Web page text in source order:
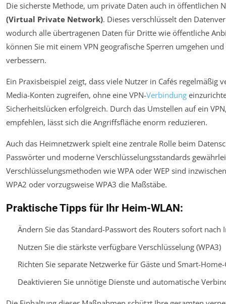
Die sicherste Methode, um private Daten auch in öffentlichen
(Virtual Private Network). Dieses verschlüsselt den
wodurch alle übertragenen Daten für Dritte wie öffentliche
können Sie mit einem VPN geografische Sperren umgehen
verbessern.
Ein Praxisbeispiel zeigt, dass viele Nutzer in Cafés regelmäßig
Media-Konten zugreifen, ohne eine VPN-Verbindung
Sicherheitslücken erfolgreich. Durch das Umstellen auf ein
empfehlen, lässt sich die Angriffsfläche enorm reduzieren.
Auch das Heimnetzwerk spielt eine zentrale Rolle beim
Passwörter und moderne Verschlüsselungsstandards
Verschlüsselungsmethoden wie WPA oder WEP sind
WPA2 oder vorzugsweise WPA3 die Maßstäbe.
Praktische Tipps für Ihr Heim-WLAN:
Ändern Sie das Standard-Passwort des Routers sofort nach
Nutzen Sie die stärkste verfügbare Verschlüsselung (WPA3)
Richten Sie separate Netzwerke für Gäste und Smart-
Deaktivieren Sie unnötige Dienste und automatische